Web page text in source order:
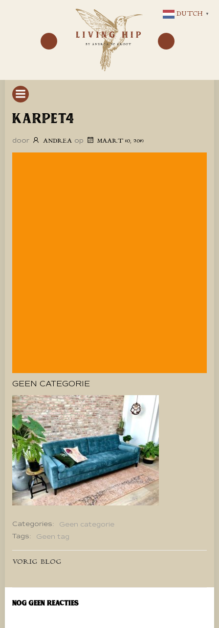
NAAR
DE
INHOUD
KARPET4
door ANDREA op MAART 10, 2019
GEEN CATEGORIE
Categories:
Geen categorie
Tags:
Geen tag
Bericht
navigatie
VORIG BLOG
Nog geen reacties
DUTCH ▼